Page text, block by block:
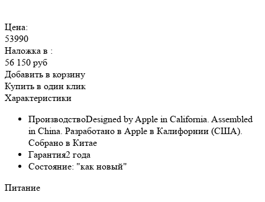
Цена:
53990
Наложка в :
56 150 руб
Добавить в корзину
Купить в один клик
Характеристики
ПроизводствоDesigned by Apple in California. Assembled
in China. Разработано в Apple в Калифорнии (США).
Собрано в Китае
Гарантия2 года
Состояние: "как новый"
Питание